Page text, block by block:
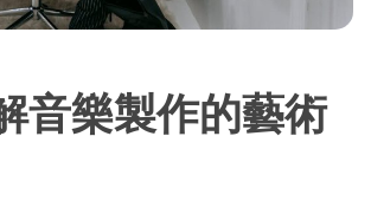
音樂製作的藝術